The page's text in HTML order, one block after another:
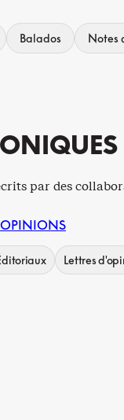
Balados Notes
par des
OPINIONS
Lettres